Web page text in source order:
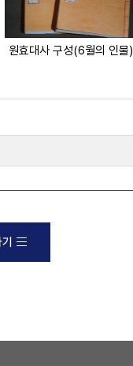
원효대사 구성(6월의 인물)